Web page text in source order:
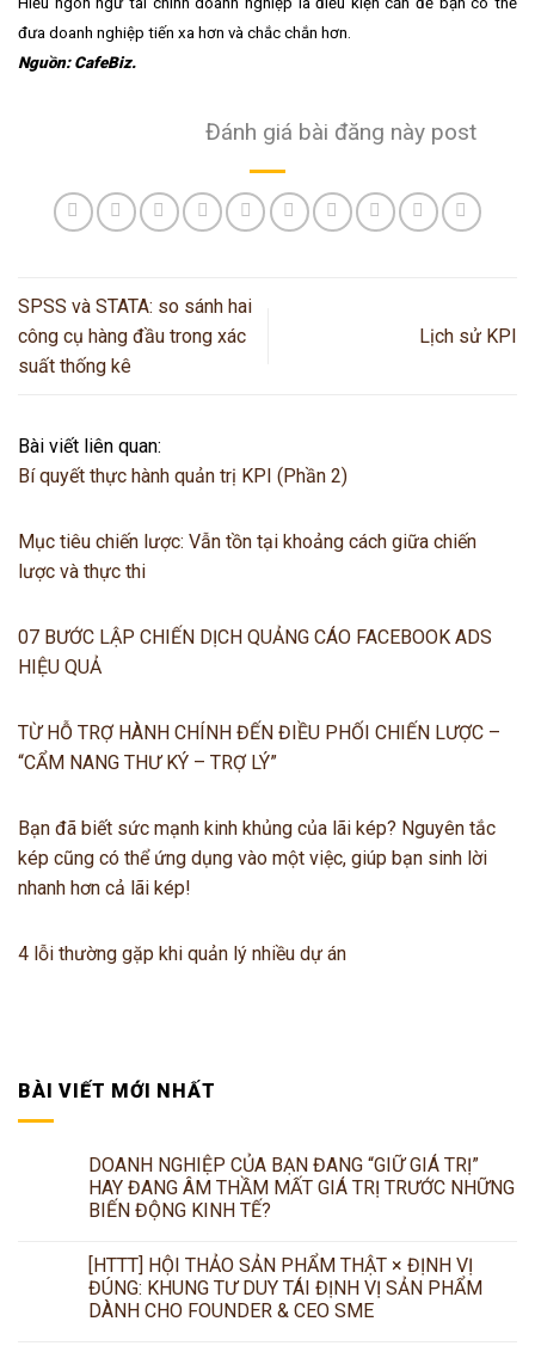
đưa doanh nghiệp tiến xa hơn và chắc chắn hơn.
Nguồn: CafeBiz.
Đánh giá bài đăng này post
SPSS và STATA: so sánh hai
công cụ hàng đầu trong xác
suất thống kê
Lịch sử KPI
Bài viết liên quan:
Bí quyết thực hành quản trị KPI (Phần 2)
Mục tiêu chiến lược: Vẫn tồn tại khoảng cách giữa chiến
lược và thực thi
07 BƯỚC LẬP CHIẾN DỊCH QUẢNG CÁO FACEBOOK ADS
HIỆU QUẢ
TỪ HỖ TRỢ HÀNH CHÍNH ĐẾN ĐIỀU PHỐI CHIẾN LƯỢC –
“CẨM NANG THƯ KÝ – TRỢ LÝ”
Bạn đã biết sức mạnh kinh khủng của lãi kép? Nguyên tắc
kép cũng có thể ứng dụng vào một việc, giúp bạn sinh lời
nhanh hơn cả lãi kép!
4 lỗi thường gặp khi quản lý nhiều dự án
BÀI VIẾT MỚI NHẤT
DOANH NGHIỆP CỦA BẠN ĐANG “GIỮ GIÁ TRỊ”
HAY ĐANG ÂM THẦM MẤT GIÁ TRỊ TRƯỚC NHỮNG
BIẾN ĐỘNG KINH TẾ?
[HTTT] HỘI THẢO SẢN PHẨM THẬT × ĐỊNH VỊ
ĐÚNG: KHUNG TƯ DUY TÁI ĐỊNH VỊ SẢN PHẨM
DÀNH CHO FOUNDER & CEO SME